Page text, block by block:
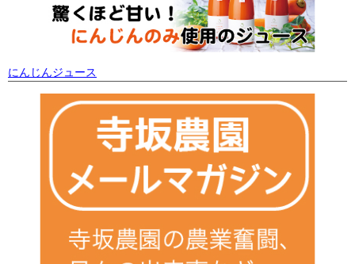
にんじんジュース